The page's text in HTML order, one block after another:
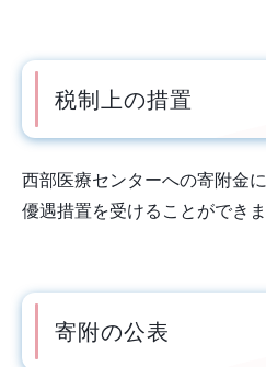
税制上の措置
西部医療センターへの寄附金
優遇措置を受けることができま
寄附の公表